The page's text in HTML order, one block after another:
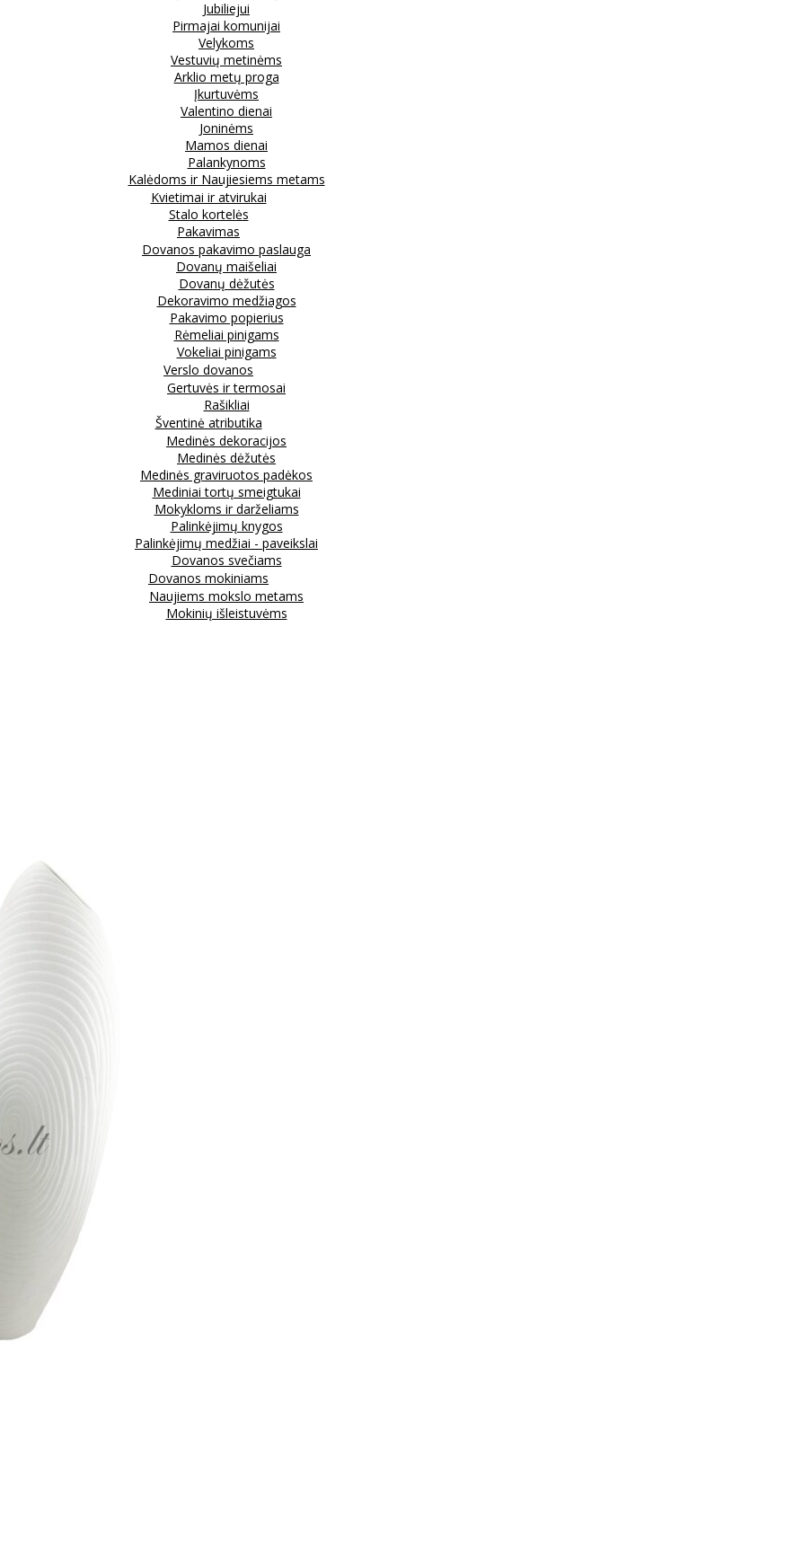
Jubiliejui
Pirmajai komunijai
Velykoms
Vestuvių metinėms
Arklio metų proga
Įkurtuvėms
Valentino dienai
Joninėms
Mamos dienai
Palankynoms
Kalėdoms ir Naujiesiems metams
Kvietimai ir atvirukai
Stalo kortelės
Pakavimas
Dovanos pakavimo paslauga
Dovanų maišeliai
Dovanų dėžutės
Dekoravimo medžiagos
Pakavimo popierius
Rėmeliai pinigams
Vokeliai pinigams
Verslo dovanos
Gertuvės ir termosai
Rašikliai
Šventinė atributika
Medinės dekoracijos
Medinės dėžutės
Medinės graviruotos padėkos
Mediniai tortų smeigtukai
Mokykloms ir darželiams
Palinkėjimų knygos
Palinkėjimų medžiai - paveikslai
Dovanos svečiams
Dovanos mokiniams
Naujiems mokslo metams
Mokinių išleistuvėms